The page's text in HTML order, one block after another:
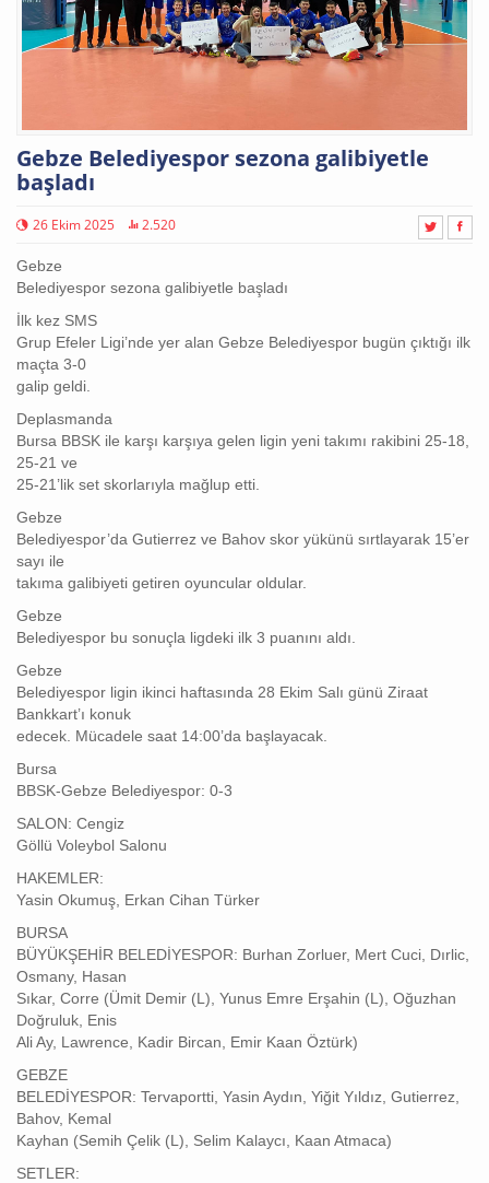
Gebze Belediyespor sezona galibiyetle
başladı
26 Ekim 2025 2.520
Gebze
Belediyespor sezona galibiyetle başladı
İlk kez SMS
Grup Efeler Ligi’nde yer alan Gebze Belediyespor bugün çıktığı ilk
maçta 3-0
galip geldi.
Deplasmanda
Bursa BBSK ile karşı karşıya gelen ligin yeni takımı rakibini 25-18,
25-21 ve
25-21’lik set skorlarıyla mağlup etti.
Gebze
Belediyespor’da Gutierrez ve Bahov skor yükünü sırtlayarak 15’er
sayı ile
takıma galibiyeti getiren oyuncular oldular.
Gebze
Belediyespor bu sonuçla ligdeki ilk 3 puanını aldı.
Gebze
Belediyespor ligin ikinci haftasında 28 Ekim Salı günü Ziraat
Bankkart’ı konuk
edecek. Mücadele saat 14:00’da başlayacak.
Bursa
BBSK-Gebze Belediyespor: 0-3
SALON: Cengiz
Göllü Voleybol Salonu
HAKEMLER:
Yasin Okumuş, Erkan Cihan Türker
BURSA
BÜYÜKŞEHİR BELEDİYESPOR: Burhan Zorluer, Mert Cuci, Dırlic,
Osmany, Hasan
Sıkar, Corre (Ümit Demir (L), Yunus Emre Erşahin (L), Oğuzhan
Doğruluk, Enis
Ali Ay, Lawrence, Kadir Bircan, Emir Kaan Öztürk)
GEBZE
BELEDİYESPOR: Tervaportti, Yasin Aydın, Yiğit Yıldız, Gutierrez,
Bahov, Kemal
Kayhan (Semih Çelik (L), Selim Kalaycı, Kaan Atmaca)
SETLER: